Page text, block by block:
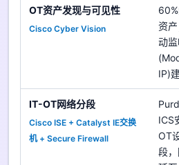
OT资产发现与可见性
Cisco Cyber Vision
资
动
IP)
IT-OT网络分段
Cisco ISE + Catalyst IE交换
机 + Secure Firewall
ICS
OT
段